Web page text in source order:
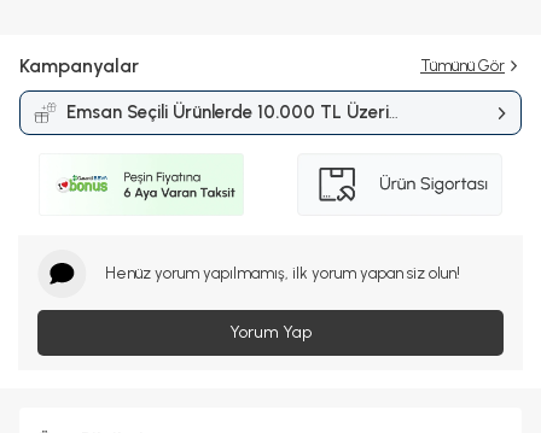
Kampanyalar Tümünü Gör
Emsan Seçili Ürünlerde 10.000 TL Üzeri
Alışverişlerde 1.500 TL İndirimKampanyası
Henüz yorum yapılmamış, ilk yorum yapan siz olun!
Yorum Yap